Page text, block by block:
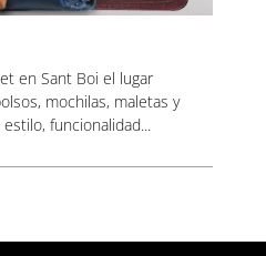
en Sant Boi el lugar
mochilas, maletas y
funcionalidad...